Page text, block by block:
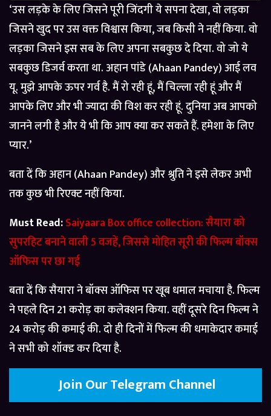
‘उस लड़के के लिए जिसने पूरी जिंदगी ये सपना देखा, वो लड़का
जिसने खुद पर उस वक्त विश्वास किया, जब किसी ने नहीं किया. वो
लड़का जिसने इस सब के लिए अपना सबकुछ दे दिया. वो जो ये
सबकुछ डिजर्व करता था. अहान पांडे (Ahaan Pandey) आई लव
यू. मुझे आपके ऊपर गर्व है. मैं रो रही हूं, मैं चिल्ला रही हूं और मैं
आपके लिए और भी ज्यादा की विश कर रही हूं. दुनिया अब आपको
जानने लगी है और ये भी कि आप क्या कर सकते हैं. हमेशा के लिए
प्यार.’
बता दें कि अहान (Ahaan Pandey) और श्रुति ने इसे लेकर अभी
तक कुछ भी रिएक्ट नहीं किया.
Must Read:Saiyaara Box office collection: सैयारा को
सुपरहिट बनाने वाली 5 वजहें, जिससे मोहित सूरी की फिल्म बॉक्स
ऑफिस पर छा गई
बता दें कि सैयारा ने बॉक्स ऑफिस पर खूब धमाल मचाया है. फिल्म
ने पहले दिन 21 करोड़ का कलेक्शन किया. वहीं दूसरे दिन फिल्म ने
24 करोड़ की कमाई की. दो ही दिनों में फिल्म की धमाकेदार कमाई
ने सभी को शॉक्ड कर दिया है.
Join Our Telegram Channel